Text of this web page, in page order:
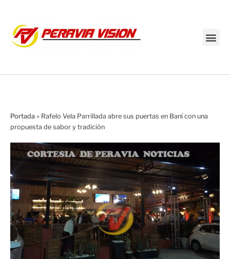
Portada » Rafelo Vela Parrillada abre sus puertas en Baní con una
propuesta de sabor y tradición